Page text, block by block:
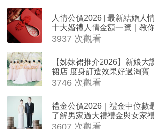
人情公價2026 | 最新結婚人
十大婚禮人情金額一覽｜教
法
3937 次觀看
【姊妹裙推介2026】新娘大
裙店 度身訂造效果好過淘寶
3746 次觀看
禮金公價2026｜禮金中位數
了解男家過大禮禮金與女家
3607 次觀看